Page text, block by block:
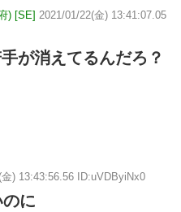
) [SE] 2021/01/22(金) 13:41:07.05
が消えてるんだろ？
金) 13:43:56.56 ID:uVDByiNx0
に